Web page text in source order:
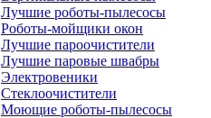
Лучшие роботы-пылесосы
Роботы-мойщики окон
Лучшие пароочистители
Лучшие паровые швабры
Электровеники
Стеклоочистители
Моющие роботы-пылесосы